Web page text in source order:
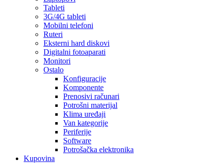
Tableti
3G/4G tableti
Mobilni telefoni
Ruteri
Eksterni hard diskovi
Digitalni fotoaparati
Monitori
Ostalo
Konfiguracije
Komponente
Prenosivi računari
Potrošni materijal
Klima uređaji
Van kategorije
Periferije
Software
Potrošačka elektronika
Kupovina